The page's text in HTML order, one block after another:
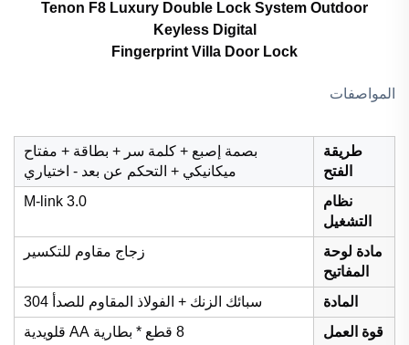
Tenon F8 Luxury Double Lock System Outdoor
Keyless Digital
Fingerprint Villa Door Lock
المواصفات
طريقة
الفتح
بصمة إصبع + كلمة سر + بطاقة + مفتاح
ميكانيكي + التحكم عن بعد - اختياري
نظام
التشغيل
M-link 3.0
مادة لوحة
المفاتيح
زجاج مقاوم للتكسير
المادة
سبائك الزنك + الفولاذ المقاوم للصدأ 304
قوة العمل
8 قطع * بطارية AA قلويدية